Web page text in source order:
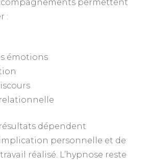
permettent
:
émotions
dépendent
personnelle et de
réalisé. L’hypnose reste